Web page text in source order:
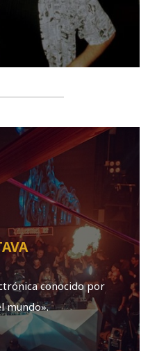
conocido por
mundo».